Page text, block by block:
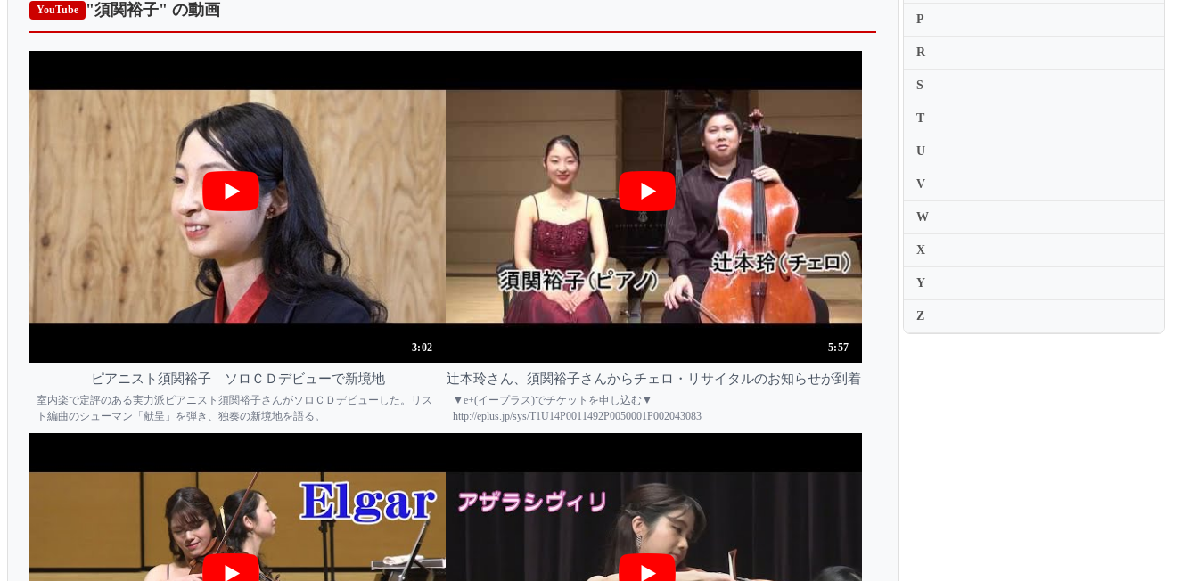
YouTube "須関裕子" の動画
3:02
ピアニスト須関裕子 ソロＣＤデビューで新境地
室内楽で定評のある実力派ピアニスト須関裕子さんがソロＣＤデビューした。リス
ト編曲のシューマン「献呈」を弾き、独奏の新境地を語る。
5:57
辻本玲さん、須関裕子さんからチェロ・リサイタルのお知らせが到着
▼e+(イープラス)でチケットを申し込む▼
http://eplus.jp/sys/T1U14P0011492P0050001P002043083
P
R
S
T
U
V
W
X
Y
Z